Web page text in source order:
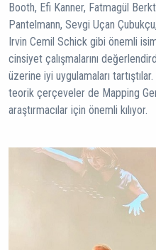
Booth, Efi Kanner, Fatmagül
Pantelmann, Sevgi Uçan
Irvin Cemil Schick gibi önemli
cinsiyet çalışmalarını
üzerine iyi uygulamaları
teorik çerçeveler de Mapping
araştırmacılar için önemli kılıyor.